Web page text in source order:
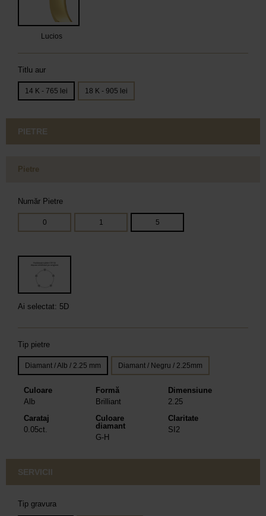
Lucios
Titlu aur
14 K - 765 lei 18 K - 905 lei
PIETRE
Pietre
Număr Pietre
0 1 5
Ai selectat: 5D
Tip pietre
Diamant / Alb / 2.25 mm Diamant / Negru / 2.25mm
Culoare
Alb
Formă
Brilliant
Dimensiune
2.25
Carataj
0.05ct.
Culoare
diamant
G-H
Claritate
SI2
SERVICII
Tip gravura